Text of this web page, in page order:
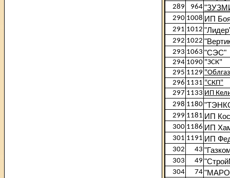
289 964
290 1008 ИП
291 1012
292 1022
293 1063 "СЭС"
294 1090 "ЗСК"
295 1129
296 1131 "СКП"
297 1133 ИП
298 1180
299 1181 ИП
300 1186 ИП
301 1191 ИП
302 43
303 49
304 74